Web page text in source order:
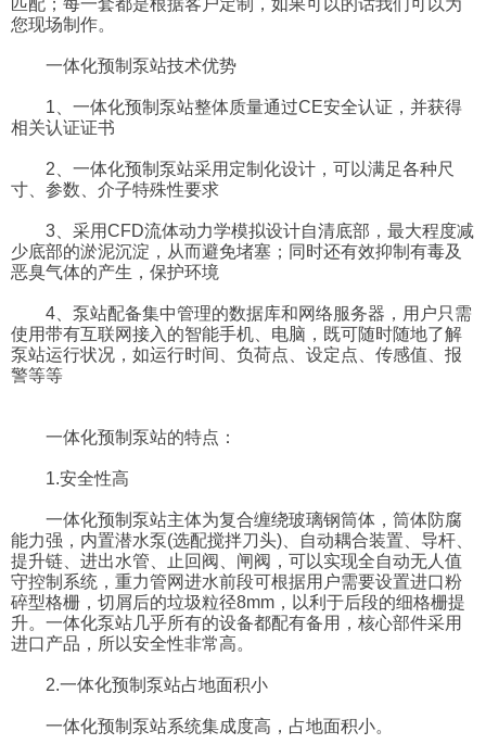
您现场制作。
一体化预制泵站技术优势
1、一体化预制泵站整体质量通过CE安全认证，并获得
相关认证证书
2、一体化预制泵站采用定制化设计，可以满足各种尺
寸、参数、介子特殊性要求
3、采用CFD流体动力学模拟设计自清底部，最大程度减
少底部的淤泥沉淀，从而避免堵塞；同时还有效抑制有毒及
恶臭气体的产生，保护环境
4、泵站配备集中管理的数据库和网络服务器，用户只需
使用带有互联网接入的智能手机、电脑，既可随时随地了解
泵站运行状况，如运行时间、负荷点、设定点、传感值、报
警等等
一体化预制泵站的特点：
1.安全性高
一体化预制泵站主体为复合缠绕玻璃钢筒体，筒体防腐
能力强，内置潜水泵(选配搅拌刀头)、自动耦合装置、导杆、
提升链、进出水管、止回阀、闸阀，可以实现全自动无人值
守控制系统，重力管网进水前段可根据用户需要设置进口粉
碎型格栅，切屑后的垃圾粒径8mm，以利于后段的细格栅提
升。一体化泵站几乎所有的设备都配有备用，核心部件采用
进口产品，所以安全性非常高。
2.一体化预制泵站占地面积小
一体化预制泵站系统集成度高，占地面积小。